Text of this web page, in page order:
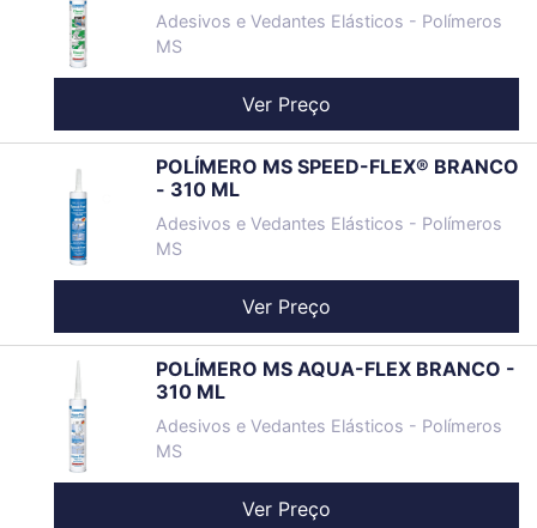
Adesivos e Vedantes Elásticos - Polímeros
MS
Ver Preço
POLÍMERO MS SPEED-FLEX® BRANCO
- 310 ML
Adesivos e Vedantes Elásticos - Polímeros
MS
Ver Preço
POLÍMERO MS AQUA-FLEX BRANCO -
310 ML
Adesivos e Vedantes Elásticos - Polímeros
MS
Ver Preço